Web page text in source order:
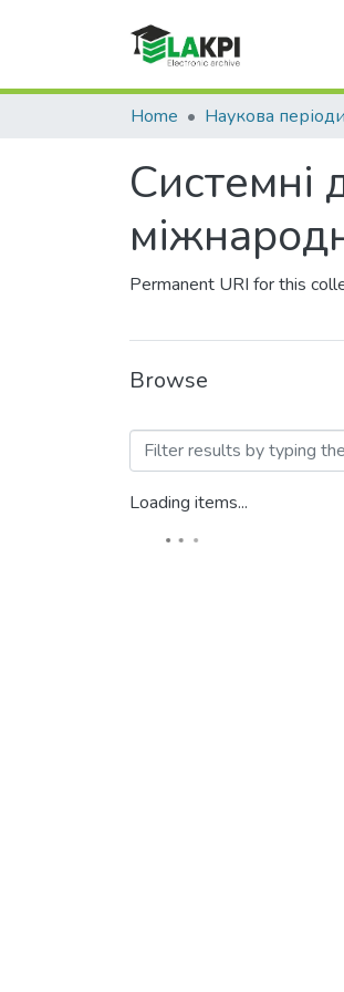
Home Наукова
Системні
Permanent URI for this
Browse
Browsing
Loading items...